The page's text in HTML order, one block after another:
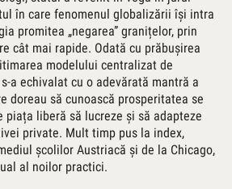
în care fenomenul globalizării își intra
promitea „negarea” granițelor, prin
cât mai rapide. Odată cu prăbușirea
modelului centralizat de
a echivalat cu o adevărată mantră a
doreau să cunoască prosperitatea se
piața liberă să lucreze și să adapteze
private. Mult timp pus la index,
școlilor Austriacă și de la Chicago,
al noilor practici.